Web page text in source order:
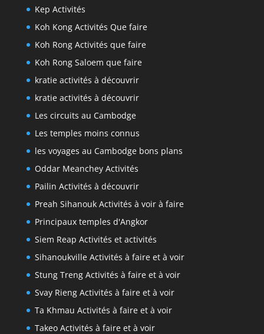
Kep Activités
Koh Kong Activités Que faire
Koh Rong Activités que faire
Koh Rong Saloem que faire
kratie activités à découvrir
kratie activités à découvrir
Les circuits au Cambodge
Les temples moins connus
les voyages au Cambodge bons plans
Oddar Meanchey Activités
Pailin Activités à découvrir
Preah Sihanouk Activités à voir à faire
Principaux temples d'Angkor
Siem Reap Activités et activités
Sihanoukville Activités à faire et à voir
Stung Treng Activités à faire et à voir
Svay Rieng Activités à faire et à voir
Ta Khmau Activités à faire et à voir
Takeo Activités à faire et à voir